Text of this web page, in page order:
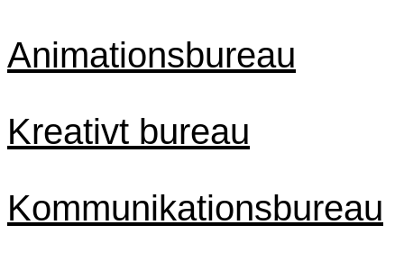
Animationsbureau
Kreativt bureau
Kommunikationsbureau